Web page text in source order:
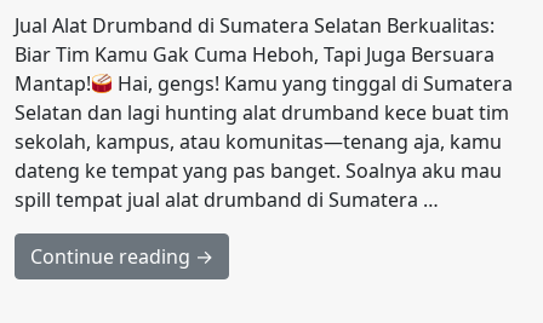
Jual Alat Drumband di Sumatera Selatan Berkualitas:
Biar Tim Kamu Gak Cuma Heboh, Tapi Juga Bersuara
Mantap!
Hai, gengs! Kamu yang tinggal di Sumatera
Selatan dan lagi hunting alat drumband kece buat tim
sekolah, kampus, atau komunitas—tenang aja, kamu
dateng ke tempat yang pas banget. Soalnya aku mau
spill tempat jual alat drumband di Sumatera …
Continue reading →